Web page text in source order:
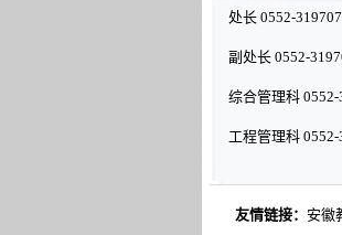
处长 0552-
副处长 0552-
综合管理科 0552-
工程管理科 0552-
友情链接： 安徽